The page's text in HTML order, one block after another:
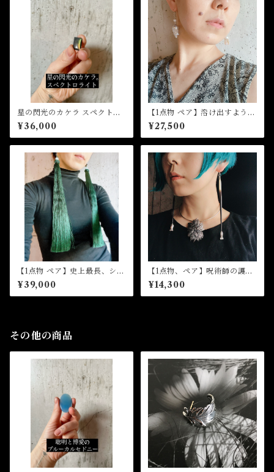
星の閃光のカケラ スペクトロ
ライト(スタッドピアスorイヤ
リングorリングorペンダント
加工)
¥36,000
【1点物 ペア】溶け出すような
大粒天然バロックパール。メ
ルティングパールピアス
¥27,500
【1点物 ペア】史上最長、シノ
ワズリーなハイパーロングタ
ッセルピアス
¥39,000
【1点物、ペア】呪術師の護身
ヤマアラシの棘ピアス-お魚
¥14,300
その他の商品